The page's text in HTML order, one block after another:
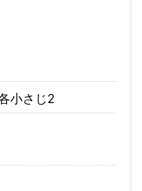
小さじ2